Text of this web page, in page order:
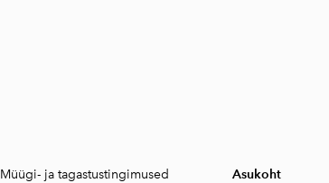
Müügi- ja tagastustingimused Asukoht